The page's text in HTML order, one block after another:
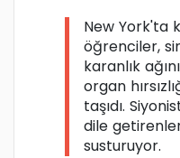
New York'ta
öğrenciler,
karanlık
organ
taşıdı.
dile
susturuyor.